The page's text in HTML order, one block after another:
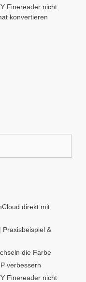
Finereader nicht
konvertieren
direkt mit
Praxisbeispiel &
die Farbe
verbessern
Finereader nicht